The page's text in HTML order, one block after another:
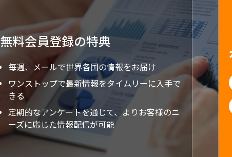
無料会員登録の特典
毎週、メールで世界各国の情報をお届け
ワンストップで最新情報をタイムリーに入手で
きる
定期的なアンケートを通じて、よりお客様のニ
ーズに応じた情報配信が可能